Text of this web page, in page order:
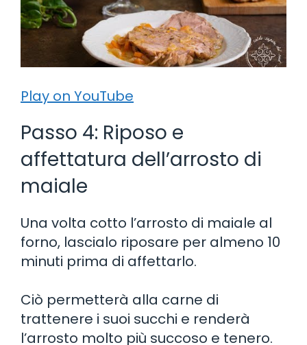
Play on YouTube
Passo 4: Riposo e
affettatura dell’arrosto di
maiale
Una volta cotto l’arrosto di maiale al
forno, lascialo riposare per almeno 10
minuti prima di affettarlo.
Ciò permetterà alla carne di
trattenere i suoi succhi e renderà
l’arrosto molto più succoso e tenero.